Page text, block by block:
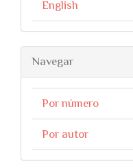
English
Navegar
Por número
Por autor